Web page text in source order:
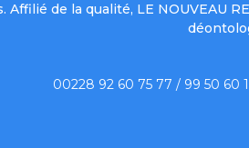
Affilié de la qualité, LE NOUVEAU
00228 92 60 75 77 / 99 50 60